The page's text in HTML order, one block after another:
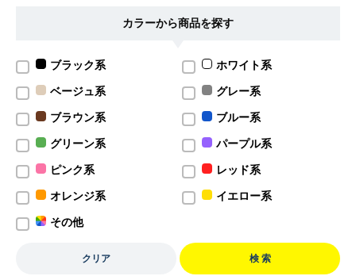
カラーから商品を探す
ブラック系 ホワイト系
ベージュ系 グレー系
ブラウン系 ブルー系
グリーン系 パープル系
ピンク系 レッド系
オレンジ系 イエロー系
その他
クリア 検 索